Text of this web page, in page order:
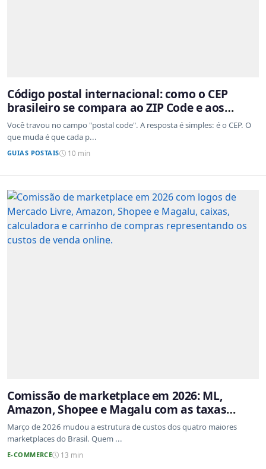
Código postal internacional: como o CEP
brasileiro se compara ao ZIP Code e aos
sistemas de outros países
Você travou no campo "postal code". A resposta é simples: é o CEP. O
que muda é que cada p...
GUIAS POSTAIS 10 min
Comissão de marketplace em 2026: ML,
Amazon, Shopee e Magalu com as taxas
atualizadas
Março de 2026 mudou a estrutura de custos dos quatro maiores
marketplaces do Brasil. Quem ...
E-COMMERCE 13 min